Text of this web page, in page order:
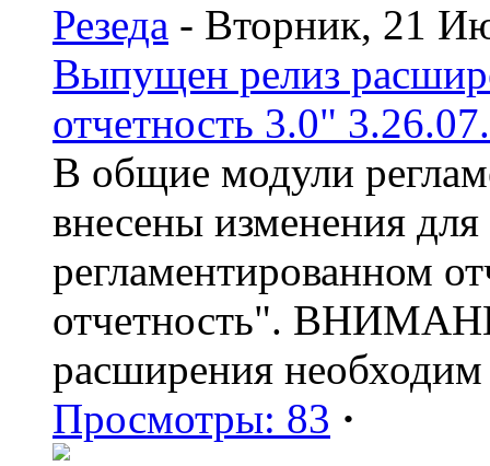
Резеда - Вторник, 21
Выпущен релиз
отчетность 3.0"
В общие модули
внесены изменения
регламентированном
отчетность".
расширения необходим
Просмотры: 83 ·